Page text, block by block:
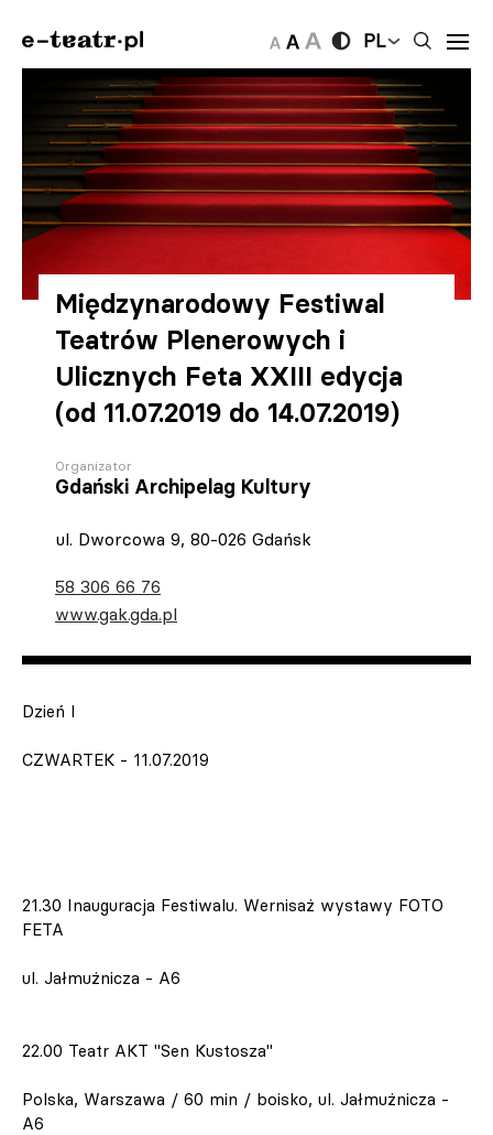
PL
Międzynarodowy Festiwal
Teatrów Plenerowych i
Ulicznych Feta XXIII edycja
(od 11.07.2019 do 14.07.2019)
Organizator
Gdański Archipelag Kultury
ul. Dworcowa 9, 80-026 Gdańsk
58 306 66 76
www.gak.gda.pl
Dzień I
CZWARTEK - 11.07.2019
21.30 Inauguracja Festiwalu. Wernisaż wystawy FOTO
FETA
ul. Jałmużnicza - A6
22.00 Teatr AKT "Sen Kustosza"
Polska, Warszawa / 60 min / boisko, ul. Jałmużnicza -
A6